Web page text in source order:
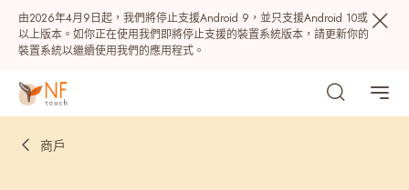
由2026年4月9日起，我們將停止支援Android 9，並只支援Android 10或
以上版本。如你正在使用我們即將停止支援的裝置系統版本，請更新你的
裝置系統以繼續使用我們的應用程式。
商戶